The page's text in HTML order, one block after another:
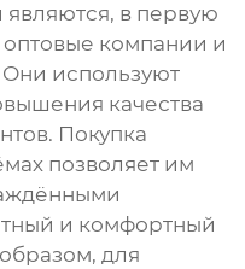
в первую
компании и
используют
качества
Покупка
позволяет им
и комфортный
для